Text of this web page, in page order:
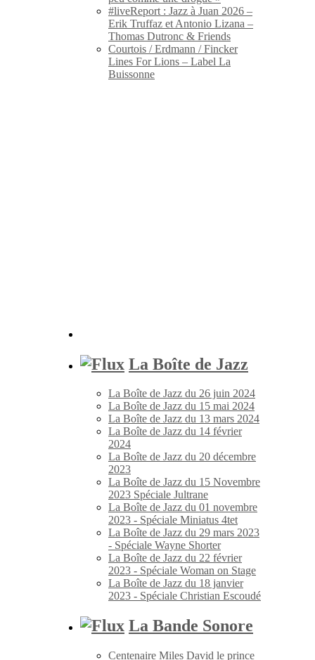
#liveReport : Jazz à Juan 2026 –
Erik Truffaz et Antonio Lizana –
Thomas Dutronc & Friends
Courtois / Erdmann / Fincker
Lines For Lions – Label La
Buissonne
La Boîte de Jazz
La Boîte de Jazz du 26 juin 2024
La Boîte de Jazz du 15 mai 2024
La Boîte de Jazz du 13 mars 2024
La Boîte de Jazz du 14 février
2024
La Boîte de Jazz du 20 décembre
2023
La Boîte de Jazz du 15 Novembre
2023 Spéciale Jultrane
La Boîte de Jazz du 01 novembre
2023 - Spéciale Miniatus 4tet
La Boîte de Jazz du 29 mars 2023
- Spéciale Wayne Shorter
La Boîte de Jazz du 22 février
2023 - Spéciale Woman on Stage
La Boîte de Jazz du 18 janvier
2023 - Spéciale Christian Escoudé
La Bande Sonore
Centenaire Miles David le prince